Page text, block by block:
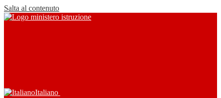
Salta al contenuto
Italiano